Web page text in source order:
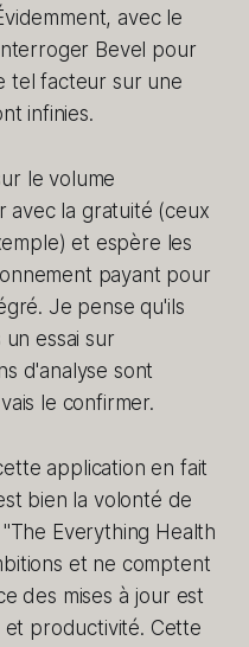
avec le
Bevel pour
tel facteur sur une
infinies.
le volume
avec la gratuité (ceux
et espère les
payant pour
Je pense qu'ils
essai sur
d'analyse sont
le confirmer.
application en fait
bien la volonté de
Everything Health
et ne comptent
des mises à jour est
productivité. Cette